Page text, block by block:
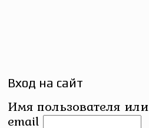
Вход на сайт
Имя пользователя или
email